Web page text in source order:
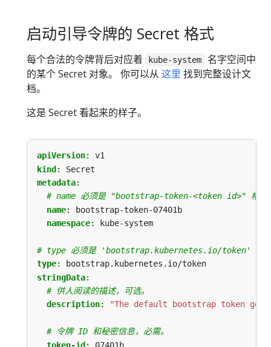
启动引导令牌的 Secret 格式
每个合法的令牌背后对应着 kube-system
名字空间中
的某个 Secret 对象。 你可以从 这里 找到完整设计文
档。
这是 Secret 看起来的样子。
apiVersion:
v1
kind:
Secret
metadata:
# name 必须是 "bootstrap-token-<token id>" 格式
name:
bootstrap-token-07401b
namespace: kube-system
# type 必须是 'bootstrap.kubernetes.io/token'
type:
bootstrap.kubernetes.io/token
stringData:
# 供人阅读的描述，可选。
description: "The default bootstrap token
# 令牌 ID 和秘密信息，必需。
token-id : 07401b